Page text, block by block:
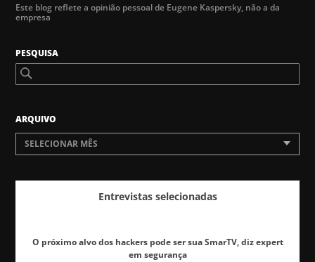
Este blog reflete a opinião pessoal de Eugene Kaspersky, não a da
empresa
PESQUISA
ARQUIVO
SELECIONAR MÊS
Entrevistas selecionadas
O próximo alvo dos hackers pode ser sua SmarTV, diz expert
em segurança